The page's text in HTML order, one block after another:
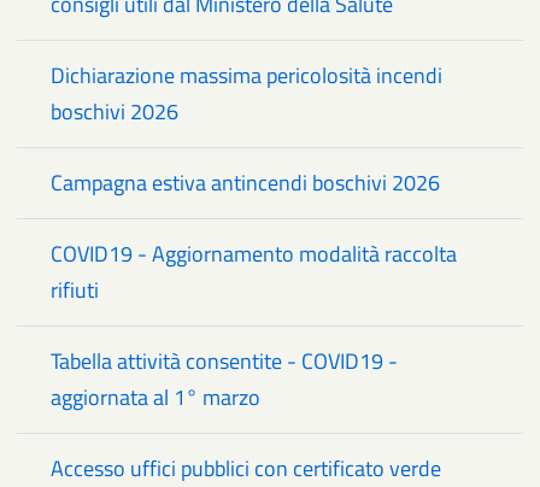
Dichiarazione massima pericolosità incendi
boschivi 2026
Campagna estiva antincendi boschivi 2026
COVID19 - Aggiornamento modalità raccolta
rifiuti
Tabella attività consentite - COVID19 -
aggiornata al 1° marzo
Accesso uffici pubblici con certificato verde